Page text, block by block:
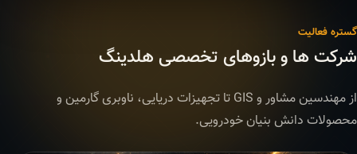
گستره فعالیت
شرکت ها و بازوهای تخصصی هلدینگ
از مهندسین مشاور و GIS تا تجهیزات دریایی، ناوبری گارمین و
محصولات دانش بنیان خودرویی.